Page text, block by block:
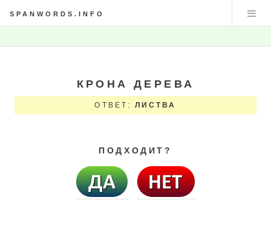
SPANWORDS.INFO
КРОНА ДЕРЕВА
ОТВЕТ:ЛИСТВА
ПОДХОДИТ?